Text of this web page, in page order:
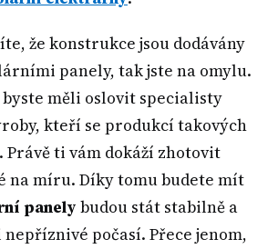
že konstrukce jsou dodávány
panely, tak jste na omylu.
měli oslovit specialisty
kteří se produkcí takových
Právě ti vám dokáží zhotovit
na míru. Díky tomu budete mít
panely budou stát stabilně a
počasí. Přece jenom,